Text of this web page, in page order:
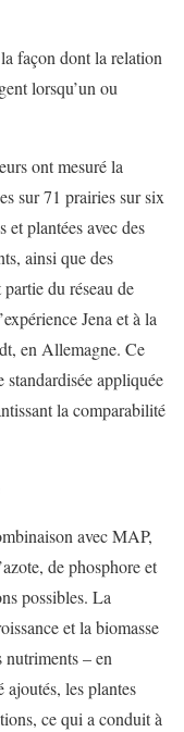
façon dont la relation
lorsqu’un ou
ont mesuré la
sur 71 prairies sur six
plantées avec des
ainsi que des
du réseau de
Jena et à la
en Allemagne. Ce
appliquée
la comparabilité
avec MAP,
de phosphore et
possibles. La
et la biomasse
nutriments – en
ajoutés, les plantes
ce qui a conduit à